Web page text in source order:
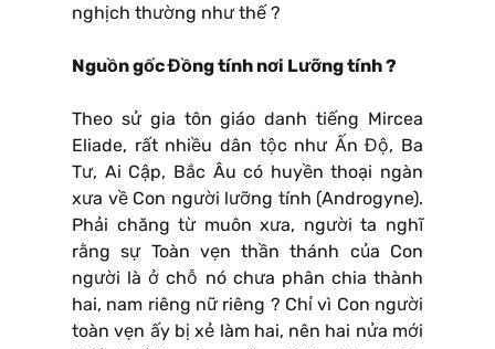
nghịch thường như thế ?
Nguồn gốc Đồng tính nơi Lưỡng tính ?
Theo sử gia tôn giáo danh tiếng Mircea
Eliade, rất nhiều dân tộc như Ấn Độ, Ba
Tư, Ai Cập, Bắc Âu có huyền thoại ngàn
xưa về Con người lưỡng tính (Androgyne).
Phải chăng từ muôn xưa, người ta nghĩ
rằng sự Toàn vẹn thần thánh của Con
người là ở chỗ nó chưa phân chia thành
hai, nam riêng nữ riêng ? Chỉ vì Con người
toàn vẹn ấy bị xẻ làm hai, nên hai nửa mới